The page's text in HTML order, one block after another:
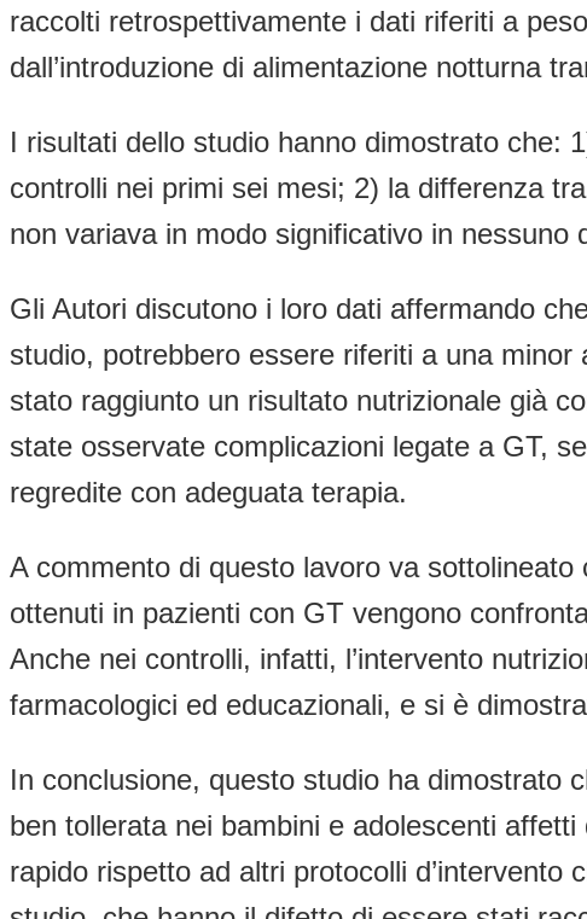
raccolti retrospettivamente i dati riferiti a
dall’introduzione di alimentazione notturna
I risultati dello studio hanno dimostrato che:
controlli nei primi sei mesi; 2) la differenza
non variava in modo significativo in
Gli Autori discutono i loro dati affermando
studio, potrebbero essere riferiti a una
stato raggiunto un risultato nutrizionale già
state osservate complicazioni legate a GT,
regredite con adeguata terapia.
A commento di questo lavoro va
ottenuti in pazienti con GT vengono
Anche nei controlli, infatti, l’intervento
farmacologici ed educazionali, e si è
In conclusione, questo studio ha dimostrato
ben tollerata nei bambini e adolescenti
rapido rispetto ad altri protocolli